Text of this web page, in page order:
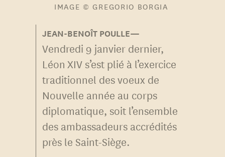
IMAGE © GREGORIO BORGIA
Vendredi 9 janvier dernier,
Léon XIV s’est plié à l’exercice
traditionnel des voeux de
Nouvelle année au corps
diplomatique, soit l’ensemble
des ambassadeurs accrédités
près le Saint-Siège.